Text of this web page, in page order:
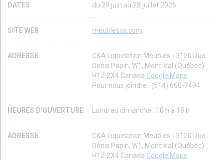
DATES du 29 juin au 28 juillet 2026
SITE WEB meublesca.com
ADRESSE
C&A Liquidation Meubles - 3120 Rue
Denis Papin, W1, Montréal (Québec)
H1Z 2X4 Canada Google Maps
Pour nous joindre : (514) 660-7494
HEURES D'OUVERTURE Lundi au dimanche : 10 h à 18 h
ADRESSE
C&A Liquidation Meubles - 3120 Rue
Denis Papin, W1, Montréal (Québec)
H1Z 2X4 Canada Google Maps